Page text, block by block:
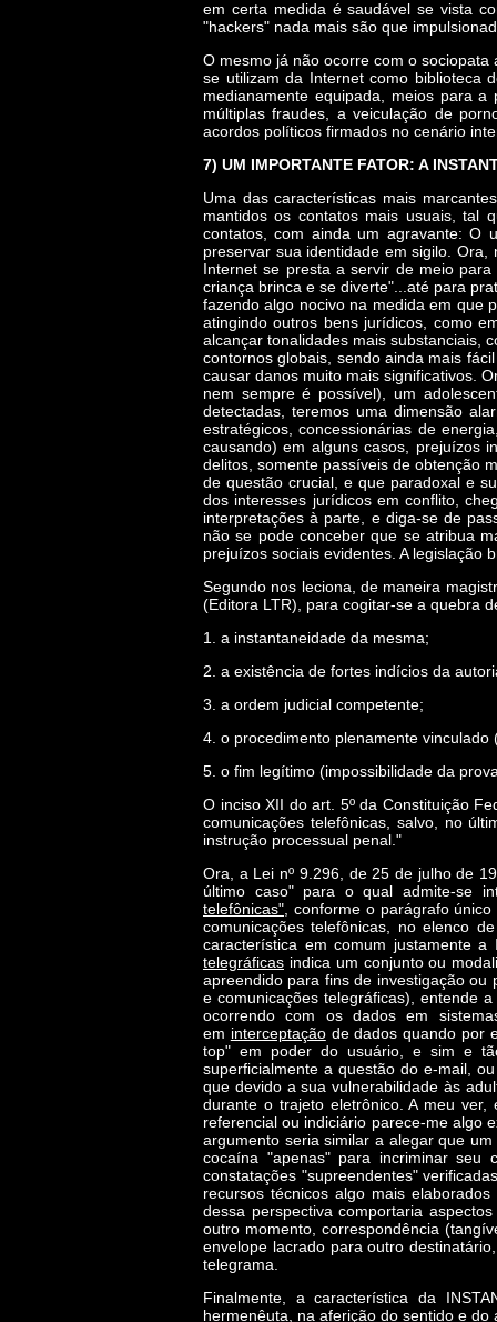
em certa medida é saudável se vista
"hackers" nada mais são que
O mesmo já não ocorre com o
se utilizam da Internet como biblioteca
medianamente equipada, meios para
múltiplas fraudes, a veiculação de
acordos políticos firmados no cenário
7) UM IMPORTANTE FATOR: A
Uma das características mais
mantidos os contatos mais usuais, tal
contatos, com ainda um agravante: O
preservar sua identidade em sigilo.
Internet se presta a servir de meio
criança brinca e se diverte"...até para
fazendo algo nocivo na medida em que
atingindo outros bens jurídicos, como
alcançar tonalidades mais substanciais,
contornos globais, sendo ainda mais
causar danos muito mais significativos.
nem sempre é possível), um
detectadas, teremos uma dimensão
estratégicos, concessionárias de
causando) em alguns casos, prejuízos
delitos, somente passíveis de obtenção
de questão crucial, e que paradoxal e
dos interesses jurídicos em conflito,
interpretações à parte, e diga-se de
não se pode conceber que se atribua
prejuízos sociais evidentes. A legislação
Segundo nos leciona, de maneira
(Editora LTR), para cogitar-se a quebra
1. a instantaneidade da mesma;
2. a existência de fortes indícios da
3. a ordem judicial competente;
4. o procedimento plenamente vinculado
5. o fim legítimo (impossibilidade da
O inciso XII do art. 5º da Constituição
comunicações telefônicas, salvo, no
instrução processual penal."
Ora, a Lei nº 9.296, de 25 de julho de
último caso" para o qual admite-se
telefônicas" , conforme o parágrafo
comunicações telefônicas, no elenco
característica em comum justamente
telegráficas indica um conjunto ou
apreendido para fins de investigação ou
e comunicações telegráficas), entende
ocorrendo com os dados em
em interceptaçãode dados quando por
top" em poder do usuário, e sim e
superficialmente a questão do e-mail,
que devido a sua vulnerabilidade às
durante o trajeto eletrônico. A meu
referencial ou indiciário parece-me algo
argumento seria similar a alegar que
cocaína "apenas" para incriminar
constatações "supreendentes"
recursos técnicos algo mais
dessa perspectiva comportaria
outro momento, correspondência
envelope lacrado para outro
telegrama.
Finalmente, a característica da
hermenêuta, na aferição do sentido e